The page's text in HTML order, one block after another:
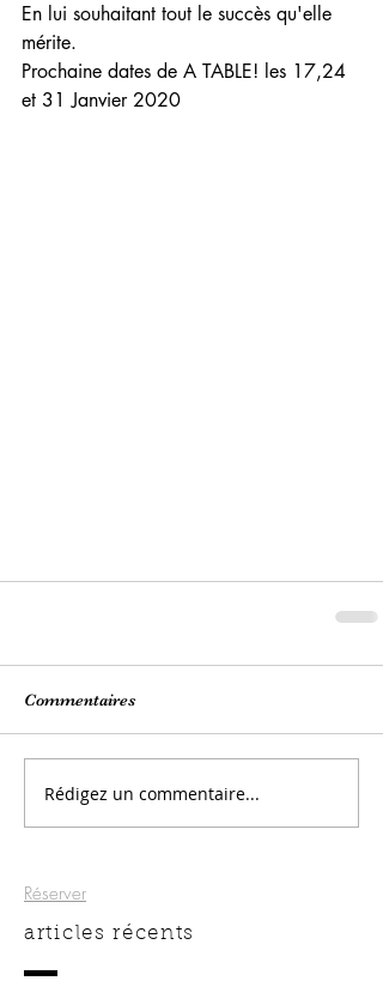
En lui souhaitant tout le succès qu'elle
mérite.
Prochaine dates de A TABLE! les 17,24
et 31 Janvier 2020
Commentaires
Rédigez un commentaire...
Réserver
articles récents